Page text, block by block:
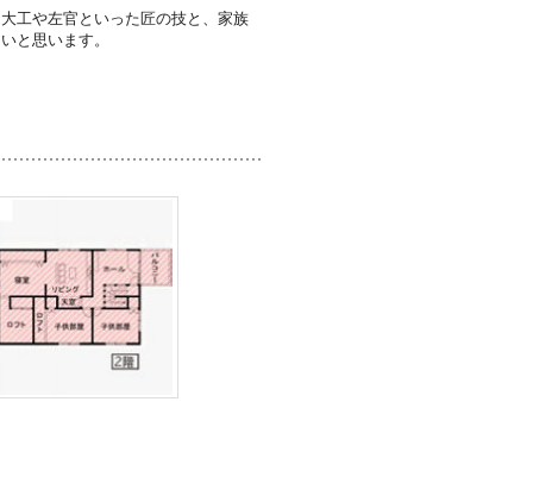
工や左官といった匠の技と、家族
と思います。